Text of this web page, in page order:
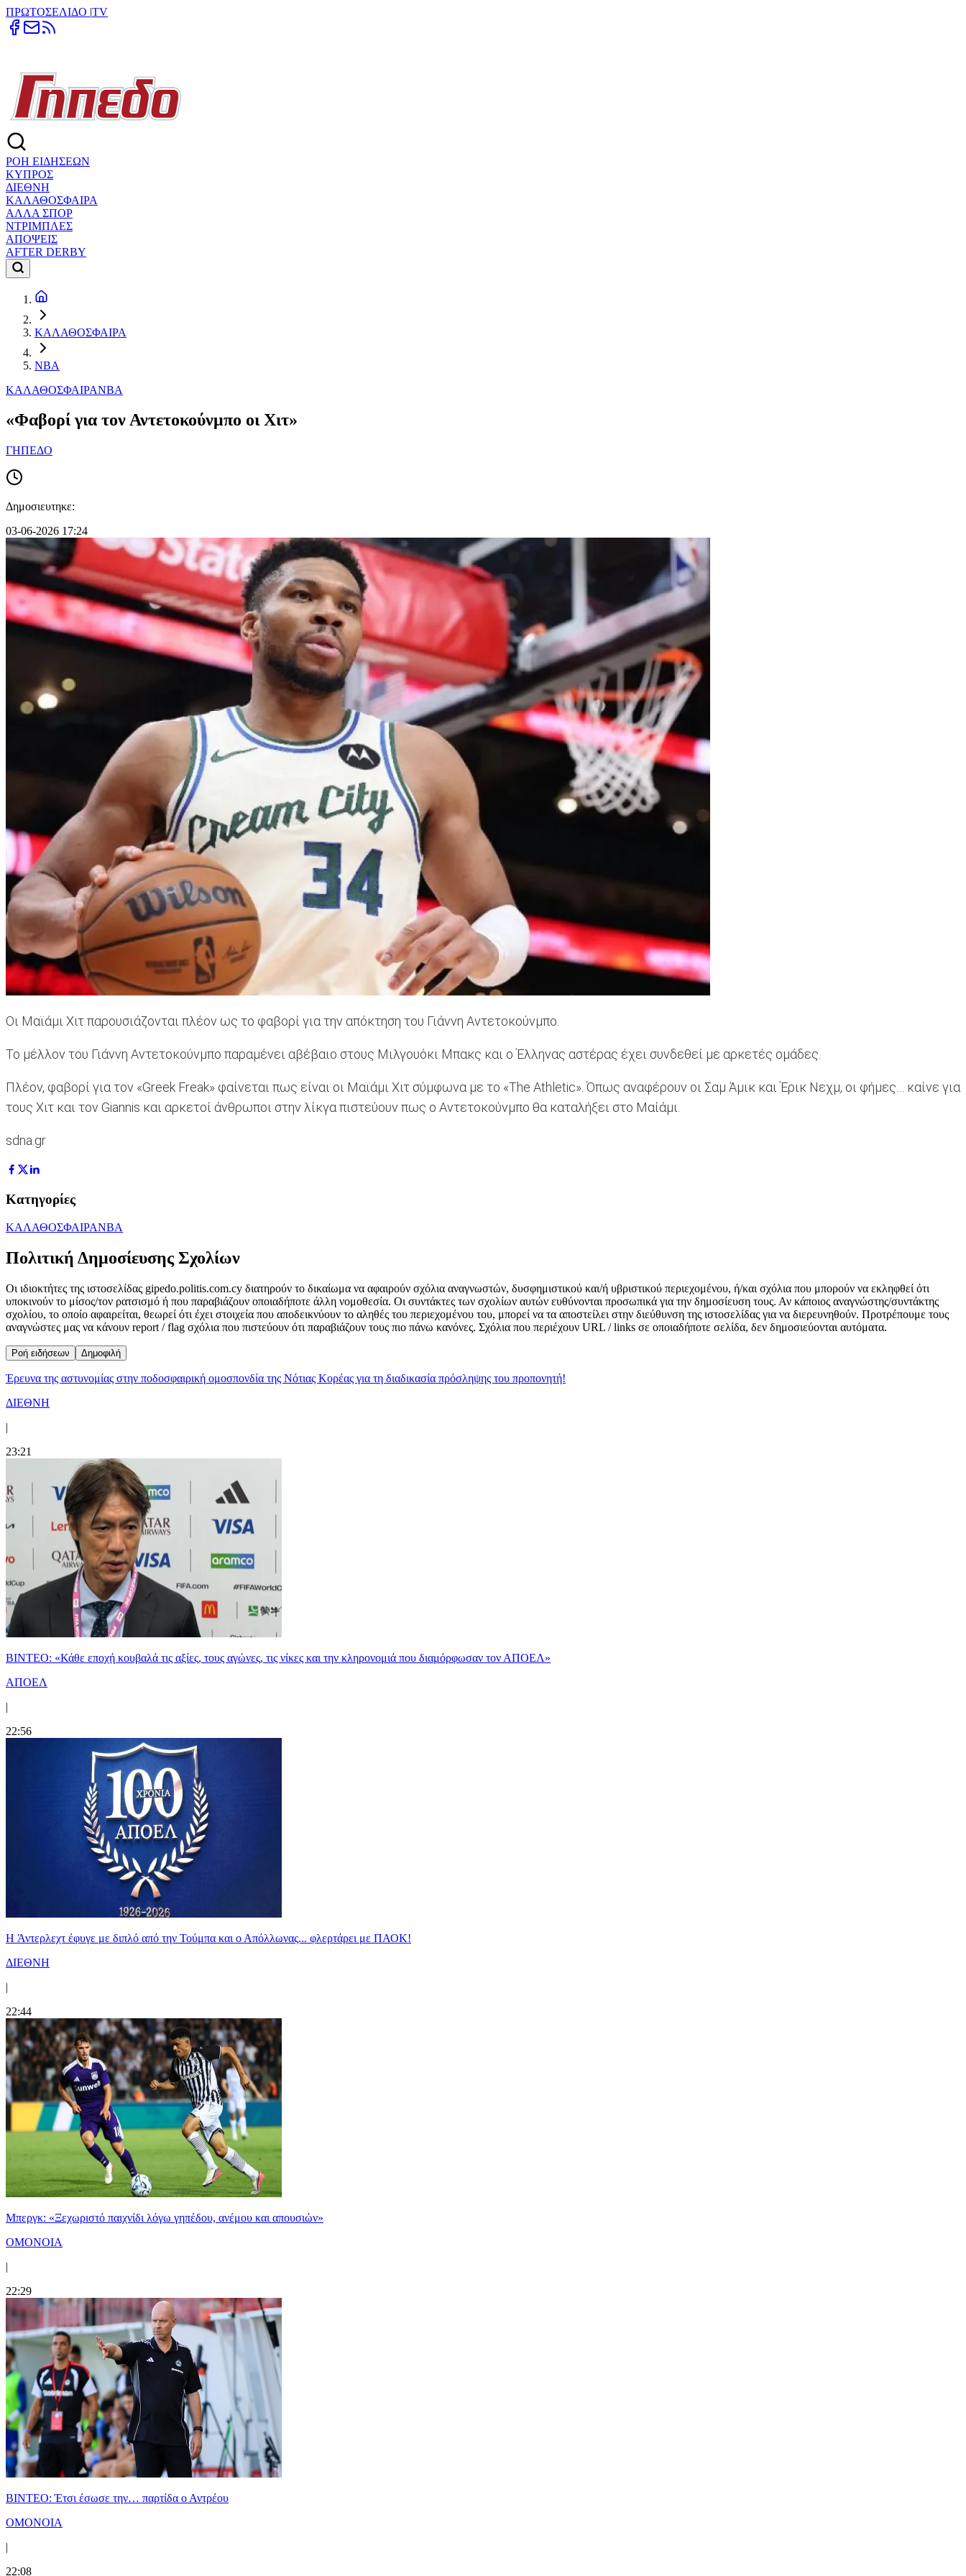
ΠΡΩΤΟΣΕΛΙΔΟ |TV
ΡΟΗ ΕΙΔΗΣΕΩΝ
ΚΥΠΡΟΣ
ΔΙΕΘΝΗ
ΚΑΛΑΘΟΣΦΑΙΡΑ
ΑΛΛΑ ΣΠΟΡ
ΝΤΡΙΜΠΛΕΣ
ΑΠΟΨΕΙΣ
AFTER DERBY
ΚΑΛΑΘΟΣΦΑΙΡΑ
NBA
ΚΑΛΑΘΟΣΦΑΙΡΑNBA
«Φαβορί για τον Αντετοκούνμπο οι Χιτ»
ΓΗΠΕΔΟ
Δημοσιευτηκε:
03-06-2026 17:24
Οι Μαϊάμι Χιτ παρουσιάζονται πλέον ως το φαβορί για την απόκτηση του Γιάννη Αντετοκούνμπο.
Το μέλλον του Γιάννη Αντετοκούνμπο παραμένει αβέβαιο στους Μιλγουόκι Μπακς και ο Έλληνας αστέρας έχει συνδεθεί με αρκετές ομάδες.
Πλέον, φαβορί για τον «Greek Freak» φαίνεται πως είναι οι Μαϊάμι Χιτ σύμφωνα με το «The Athletic». Όπως αναφέρουν οι Σαμ Άμικ και Έρικ Νεχμ, οι φήμες… καίνε για
τους Χιτ και τον Giannis και αρκετοί άνθρωποι στην λίκγα πιστεύουν πως ο Αντετοκούνμπο θα καταλήξει στο Μαίάμι.
sdna.gr
Κατηγορίες
ΚΑΛΑΘΟΣΦΑΙΡΑNBA
Πολιτική Δημοσίευσης Σχολίων
Οι ιδιοκτήτες της ιστοσελίδας gipedo.politis.com.cy διατηρούν το δικαίωμα να αφαιρούν σχόλια αναγνωστών, δυσφημιστικού και/ή υβριστικού περιεχομένου, ή/και σχόλια που μπορούν να εκληφθεί ότι
υποκινούν το μίσος/τον ρατσισμό ή που παραβιάζουν οποιαδήποτε άλλη νομοθεσία. Οι συντάκτες των σχολίων αυτών ευθύνονται προσωπικά για την δημοσίευση τους. Αν κάποιος αναγνώστης/συντάκτης
σχολίου, το οποίο αφαιρείται, θεωρεί ότι έχει στοιχεία που αποδεικνύουν το αληθές του περιεχομένου του, μπορεί να τα αποστείλει στην διεύθυνση της ιστοσελίδας για να διερευνηθούν. Προτρέπουμε τους
αναγνώστες μας να κάνουν report / flag σχόλια που πιστεύουν ότι παραβιάζουν τους πιο πάνω κανόνες. Σχόλια που περιέχουν URL / links σε οποιαδήποτε σελίδα, δεν δημοσιεύονται αυτόματα.
Ροή ειδήσεων Δημοφιλή
Έρευνα της αστυνομίας στην ποδοσφαιρική ομοσπονδία της Νότιας Κορέας για τη διαδικασία πρόσληψης του προπονητή!
ΔΙΕΘΝΗ
|
23:21
ΒΙΝΤΕΟ: «Κάθε εποχή κουβαλά τις αξίες, τους αγώνες, τις νίκες και την κληρονομιά που διαμόρφωσαν τον ΑΠΟΕΛ»
ΑΠΟΕΛ
|
22:56
H Άντερλεχτ έφυγε με διπλό από την Τούμπα και ο Απόλλωνας... φλερτάρει με ΠΑΟΚ!
ΔΙΕΘΝΗ
|
22:44
Μπεργκ: «Ξεχωριστό παιχνίδι λόγω γηπέδου, ανέμου και απουσιών»
ΟΜΟΝΟΙΑ
|
22:29
ΒΙΝΤΕΟ: Έτσι έσωσε την… παρτίδα ο Αντρέου
ΟΜΟΝΟΙΑ
|
22:08